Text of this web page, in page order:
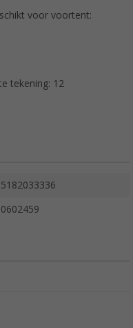
voor voortent:
tekening: 12